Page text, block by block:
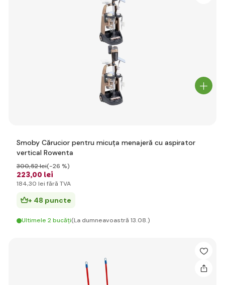
Smoby Cărucior pentru micuța menajeră cu aspirator
vertical Rowenta
223,00 lei
300,52 lei(-26 %)
184,30 lei fără TVA
+ 48 puncte
Ultimele 2 bucăți(La dumneavoastră 13.08.)